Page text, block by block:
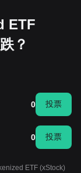
ETF
？
0 投票
0 投票
ETF (xStock)